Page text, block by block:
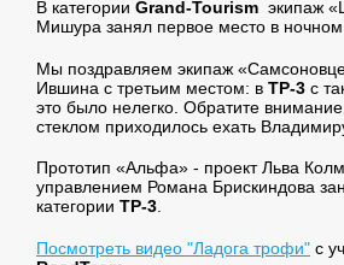
В категории Grand-Tourism экипаж
Мишура занял первое место в ночном
Мы поздравляем экипаж
Ившина с третьим местом: в TР-3 с
это было нелегко. Обратите
стеклом приходилось ехать
Прототип «Альфа» - проект Льва
управлением Романа Брискиндова
категории TP-3.
Посмотреть видео "Ладога трофи" с